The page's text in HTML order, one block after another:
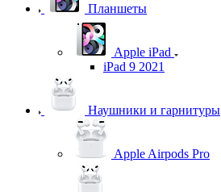
Планшеты
Apple iPad
iPad 9 2021
Наушники и гарнитуры
Apple Airpods Pro